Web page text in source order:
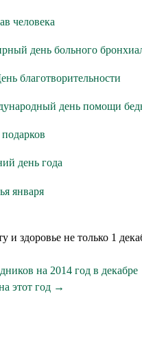
человека
день больного
благотворительности
день помощи
день года
января
и здоровье не только 1
на 2014 год в
этот год →